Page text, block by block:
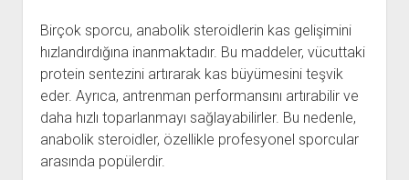
Birçok sporcu, anabolik steroidlerin kas gelişimini
hızlandırdığına inanmaktadır. Bu maddeler, vücuttaki
protein sentezini artırarak kas büyümesini teşvik
eder. Ayrıca, antrenman performansını artırabilir ve
daha hızlı toparlanmayı sağlayabilirler. Bu nedenle,
anabolik steroidler, özellikle profesyonel sporcular
arasında popülerdir.